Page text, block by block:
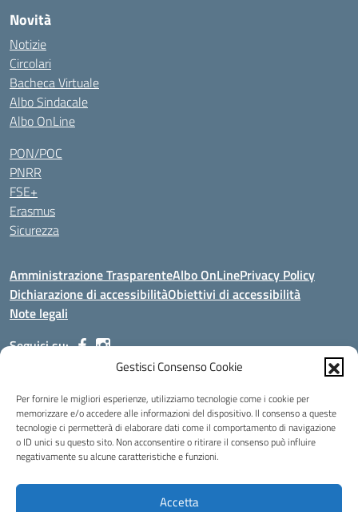
Gestisci Consenso Cookie
Per fornire le migliori esperienze, utilizziamo tecnologie come i cookie per
memorizzare e/o accedere alle informazioni del dispositivo. Il consenso a queste
tecnologie ci permetterà di elaborare dati come il comportamento di navigazione
o ID unici su questo sito. Non acconsentire o ritirare il consenso può influire
negativamente su alcune caratteristiche e funzioni.
Accetta
Novità
Notizie
Circolari
Bacheca Virtuale
Albo Sindacale
Albo OnLine
PON/POC
PNRR
FSE+
Erasmus
Sicurezza
Amministrazione TrasparenteAlbo OnLinePrivacy Policy
Dichiarazione di accessibilitàObiettivi di accessibilità
Note legali
Seguici su:
Indirizzo:Via Malagrida, 3 - 22017 Menaggio (CO)
Centralino:+39 0344.32.539 Email:cois00100g@istruzione.it
Posta elettronica certificata (PEC):cois00100g@pec.istruzione.it
Codice fiscale: 84004690131
Codice Indice delle Pubbliche Amministrazioni (IPA): istsc_cois00100g